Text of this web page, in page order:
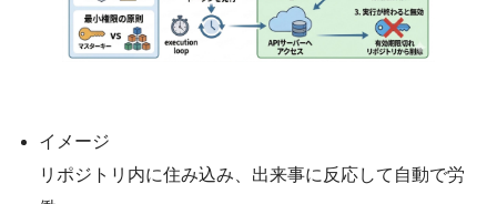
イメージ
リポジトリ内に住み込み、出来事に反応して自動で労